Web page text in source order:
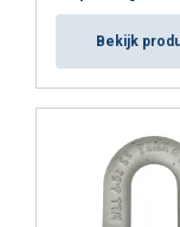
Bekijk
DETAILS